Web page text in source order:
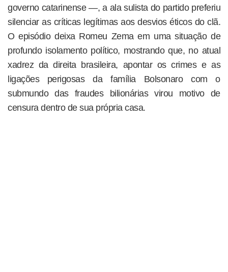
governo catarinense —, a ala sulista do partido preferiu
silenciar as críticas legítimas aos desvios éticos do clã.
O episódio deixa Romeu Zema em uma situação de
profundo isolamento político, mostrando que, no atual
xadrez da direita brasileira, apontar os crimes e as
ligações perigosas da família Bolsonaro com o
submundo das fraudes bilionárias virou motivo de
censura dentro de sua própria casa.